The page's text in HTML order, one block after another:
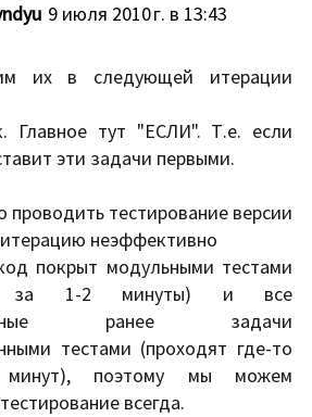
9 июля 2010 г. в 13:43
их в следующей итерации
Главное тут "ЕСЛИ". Т.е. если
эти задачи первыми.
проводить тестирование версии
неэффективно
покрыт модульными тестами
за 1-2 минуты) и все
ранее задачи
тестами (проходят где-то
поэтому мы можем
всегда.